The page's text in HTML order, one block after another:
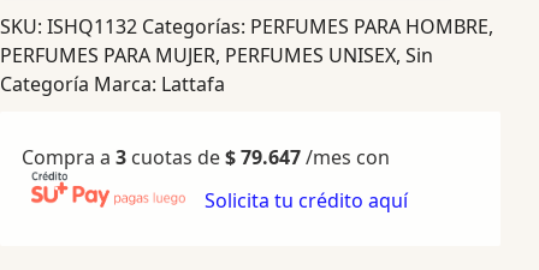
SKU: ISHQ1132 Categorías: PERFUMES PARA HOMBRE,
PERFUMES PARA MUJER, PERFUMES UNISEX, Sin
Categoría Marca: Lattafa
Compra a 3 cuotas de$79.647/mes con
Solicita tu crédito aquí